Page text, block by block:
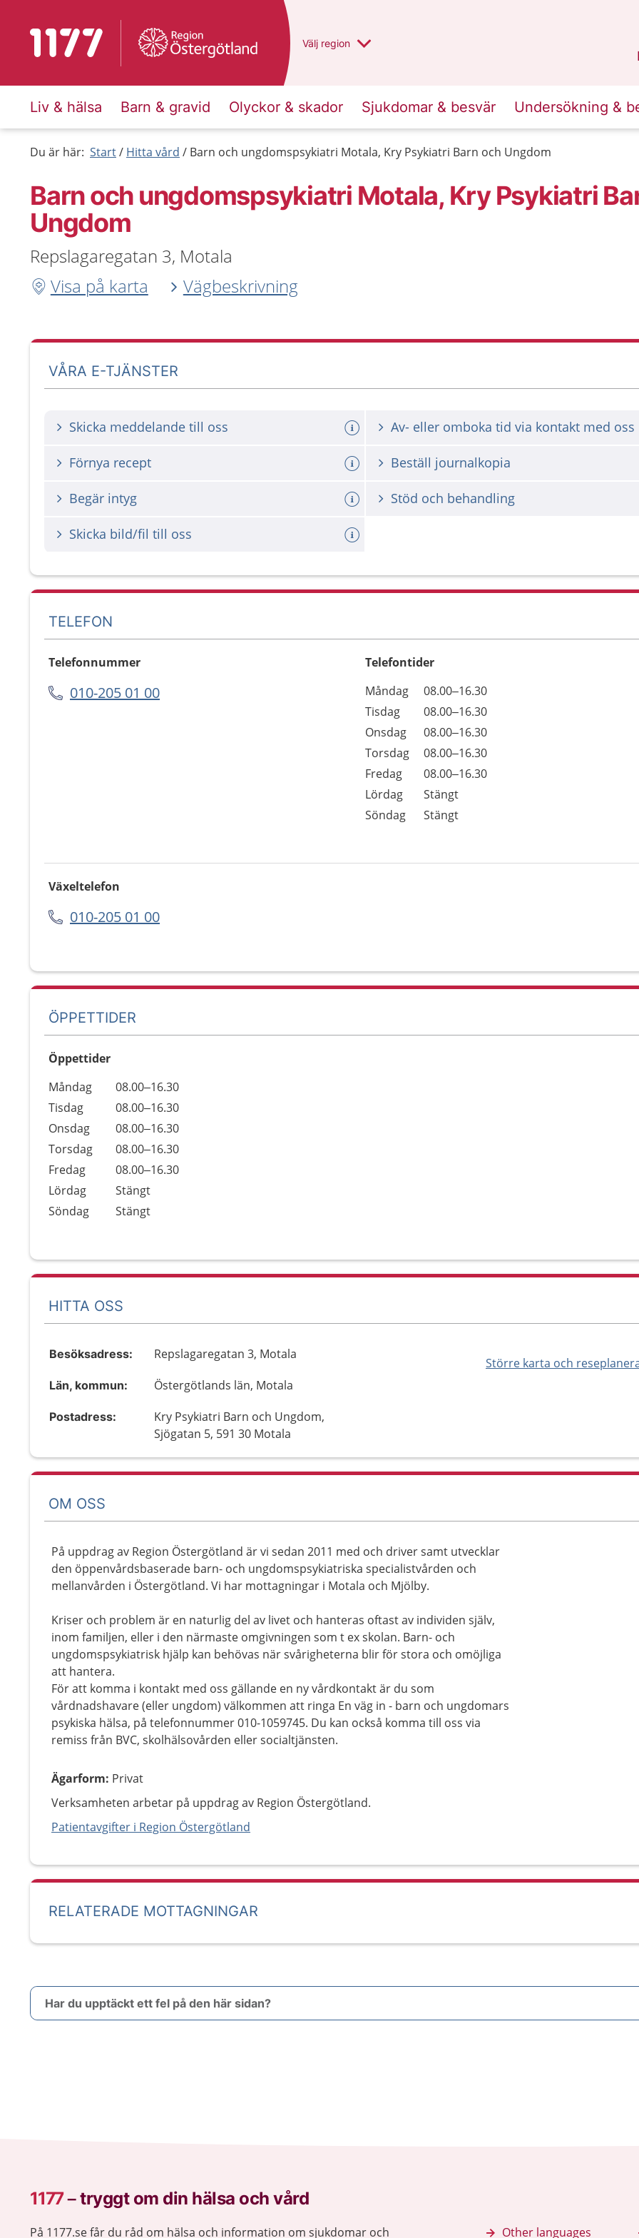
Till startsidan för 1177 Du har valt region
Välj en annan
region
Liv & hälsa Barn & gravid Olyckor & skador Sjukdomar & besvär Undersökning &
Du är här: Start Hitta vård Barn och ungdomspsykiatri Motala, Kry Psykiatri Barn och Ungdom
Barn och ungdomspsykiatri Motala, Kry Psykiatri
Ungdom
Repslagaregatan 3, Motala
Visa på karta
Vägbeskrivning
VÅRA E-TJÄNSTER
Skicka meddelande till oss Av- eller omboka tid via kontakt med oss
Förnya recept Beställ journalkopia
Begär intyg Stöd och behandling
Skicka bild/fil till oss
TELEFON
Telefonnummer
010-205 01 00
Telefontider
Dag
Öppettider
Kommentarer
Måndag
08.00–16.30
Tisdag
08.00–16.30
Onsdag
08.00–16.30
Torsdag
08.00–16.30
Fredag
08.00–16.30
Lördag
Stängt
Söndag
Stängt
Växeltelefon
010-205 01 00
ÖPPETTIDER
Öppettider
Dag
Öppettider
Kommentarer
Måndag
08.00–16.30
Tisdag
08.00–16.30
Onsdag
08.00–16.30
Torsdag
08.00–16.30
Fredag
08.00–16.30
Lördag
Stängt
Söndag
Stängt
HITTA OSS
Större karta och
Besöksadress: Repslagaregatan 3, Motala
Län, kommun: Östergötlands län, Motala
Postadress:
Kry Psykiatri Barn och Ungdom,
Sjögatan 5, 591 30 Motala
OM OSS
På uppdrag av Region Östergötland är vi sedan 2011 med och driver samt utvecklar
den öppenvårdsbaserade barn- och ungdomspsykiatriska specialistvården och
mellanvården i Östergötland. Vi har mottagningar i Motala och Mjölby.
Kriser och problem är en naturlig del av livet och hanteras oftast av individen själv,
inom familjen, eller i den närmaste omgivningen som t ex skolan. Barn- och
ungdomspsykiatrisk hjälp kan behövas när svårigheterna blir för stora och omöjliga
att hantera.
För att komma i kontakt med oss gällande en ny vårdkontakt är du som
vårdnadshavare (eller ungdom) välkommen att ringa En väg in - barn och ungdomars
psykiska hälsa, på telefonnummer 010-1059745. Du kan också komma till oss via
remiss från BVC, skolhälsovården eller socialtjänsten.
Ägarform: Privat
Verksamheten arbetar på uppdrag av Region Östergötland.
Patientavgifter i Region Östergötland
RELATERADE MOTTAGNINGAR
Har du upptäckt ett fel på den här sidan?
1177–tryggt om din hälsa och vård
På 1177.se får du råd om hälsa och information om sjukdomar och Other languages